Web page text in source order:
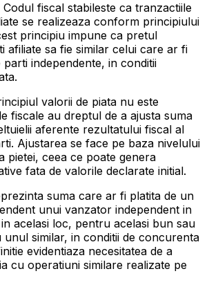
Codul fiscal stabileste ca tranzactiile
se realizeaza conform principiului
principiu impune ca pretul
afiliate sa fie similar celui care ar fi
independente, in conditii
valorii de piata nu este
fiscale au dreptul de a ajusta suma
aferente rezultatului fiscal al
Ajustarea se face pe baza nivelului
pietei, ceea ce poate genera
fata de valorile declarate initial.
suma care ar fi platita de un
unui vanzator independent in
acelasi loc, pentru acelasi bun sau
similar, in conditii de concurenta
evidentiaza necesitatea de a
cu operatiuni similare realizate pe